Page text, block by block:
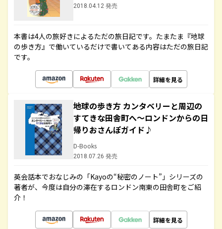
2018.04.12 発売
本書は4人の旅好きによるただの旅日記です。たまたま『地球
の歩き方』で働いているだけで書いてある内容はただの旅日記
です。
詳細を見る
地球の歩き方 カンタベリーと周辺の
すてきな田舎町へ～ロンドンからの日
帰りおさんぽガイド♪
D-Books
2018.07.26 発売
英会話本でおなじみの「Kayoの“秘密のノート”」シリーズの
著者が、今度は自分の滞在するロンドン南東の田舎町をご紹
介！
詳細を見る